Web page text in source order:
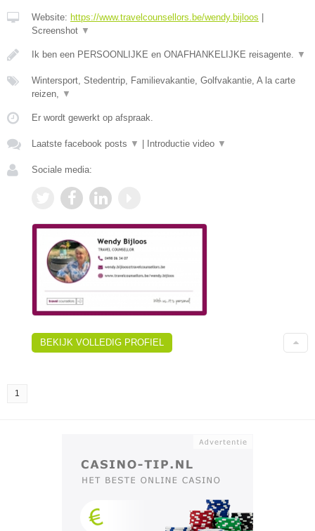
Website: https://www.travelcounsellors.be/wendy.bijloos
Screenshot ▼
Ik ben een PERSOONLIJKE en ONAFHANKELIJKE reisagente. ▼
Wintersport, Stedentrip, Familievakantie, Golfvakantie, A la carte
reizen, ▼
Er wordt gewerkt op afspraak.
Laatste facebook posts ▼ Introductie video ▼
Sociale media:
BEKIJK VOLLEDIG PROFIEL
1